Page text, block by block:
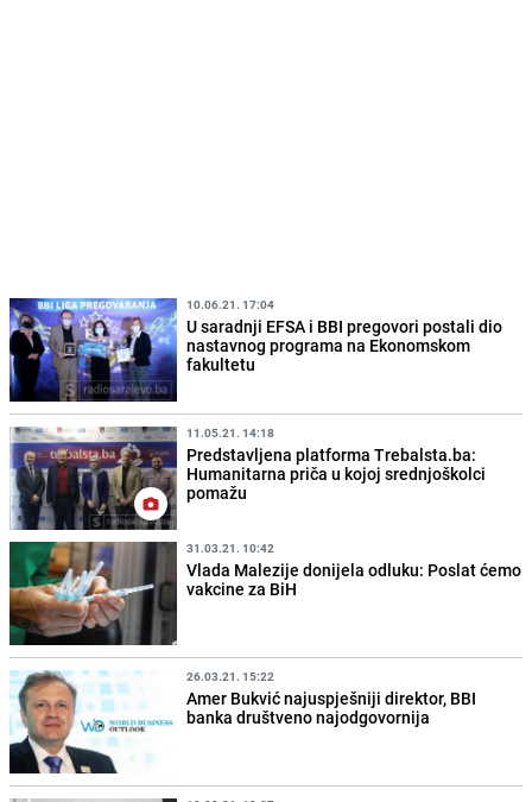
10.06.21. 17:04
U saradnji EFSA i BBI pregovori postali dio
nastavnog programa na Ekonomskom
fakultetu
11.05.21. 14:18
Predstavljena platforma Trebalsta.ba:
Humanitarna priča u kojoj srednjoškolci
pomažu
31.03.21. 10:42
Vlada Malezije donijela odluku: Poslat ćemo
vakcine za BiH
26.03.21. 15:22
Amer Bukvić najuspješniji direktor, BBI
banka društveno najodgovornija